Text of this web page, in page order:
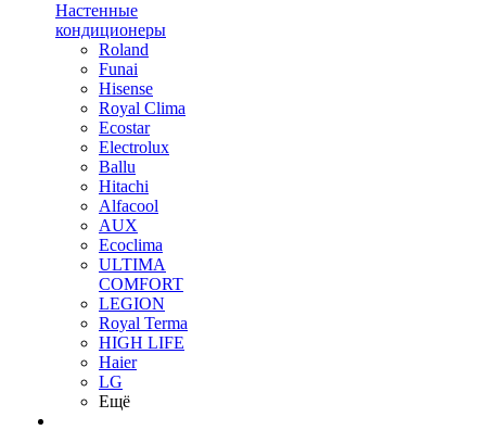
Настенные
кондиционеры
Roland
Funai
Hisense
Royal Clima
Ecostar
Electrolux
Ballu
Hitachi
Alfacool
AUX
Ecoclima
ULTIMA
COMFORT
LEGION
Royal Terma
HIGH LIFE
Haier
LG
Ещё